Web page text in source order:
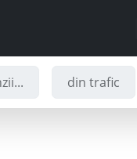
din trafic